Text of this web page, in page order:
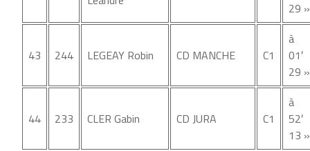
29 »
43 244 LEGEAY Robin CD MANCHE C1
à
01′
29 »
44 233 CLER Gabin CD JURA C1
à
52′
13 »